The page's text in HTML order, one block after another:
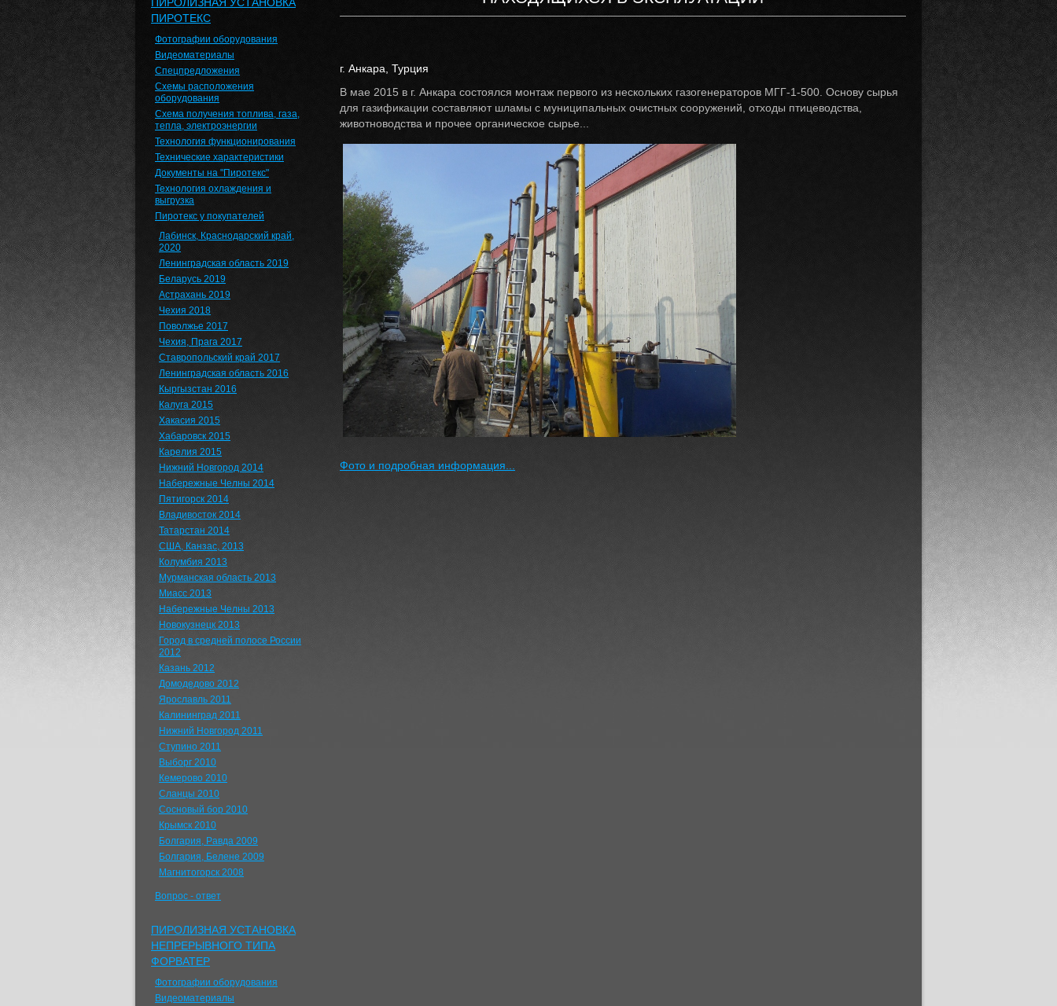
ПИРОТЕКС
Фотографии оборудования
Видеоматериалы
Спецпредложения
Схемы расположения
оборудования
Cхема получения топлива, газа,
тепла, электроэнергии
Технология функционирования
Технические характеристики
Документы на "Пиротекс"
Технология охлаждения и
выгрузка
Пиротекс у покупателей
Лабинск, Краснодарский край,
2020
Ленинградская область 2019
Беларусь 2019
Астрахань 2019
Чехия 2018
Поволжье 2017
Чехия, Прага 2017
Ставропольский край 2017
Ленинградская область 2016
Кыргызстан 2016
Калуга 2015
Хакасия 2015
Хабаровск 2015
Карелия 2015
Нижний Новгород 2014
Набережные Челны 2014
Пятигорск 2014
Владивосток 2014
Татарстан 2014
США, Канзас, 2013
Колумбия 2013
Мурманская область 2013
Миасс 2013
Набережные Челны 2013
Новокузнецк 2013
Город в средней полосе России
2012
Казань 2012
Домодедово 2012
Ярославль 2011
Калининград 2011
Нижний Новгород 2011
Ступино 2011
Выборг 2010
Кемерово 2010
Сланцы 2010
Сосновый бор 2010
Крымск 2010
Болгария, Равда 2009
Болгария, Белене 2009
Магнитогорск 2008
Вопрос - ответ
ПИРОЛИЗНАЯ УСТАНОВКА
НЕПРЕРЫВНОГО ТИПА
ФОРВАТЕР
Фотографии оборудования
Видеоматериалы
г. Анкара, Турция
В мае 2015 в г. Анкара состоялся монтаж первого из нескольких газогенераторов МГГ-1-500. Основу сырья
для газификации составляют шламы с муниципальных очистных сооружений, отходы птицеводства,
животноводства и прочее органическое сырье...
Фото и подробная информация...